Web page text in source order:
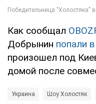
Как сообщал
Добрынин попали
произошел под
домой после
Украина Шоу Холостяк